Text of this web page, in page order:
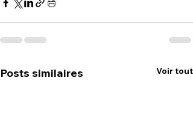
Posts similaires Voir tout